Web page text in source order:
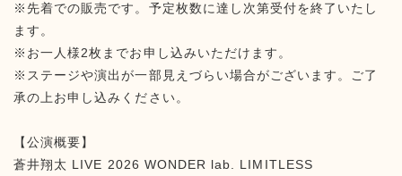
※先着での販売です。予定枚数に達し次第受付を終了いたし
ます。
※お一人様2枚までお申し込みいただけます。
※ステージや演出が一部見えづらい場合がございます。ご了
承の上お申し込みください。
【公演概要】
蒼井翔太 LIVE 2026 WONDER lab. LIMITLESS